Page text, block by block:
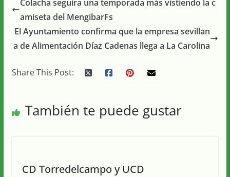
Colacha seguira una temporada más vistiendo la c
amiseta del MengibarFs
El Ayuntamiento confirma que la empresa sevillan
a de Alimentación Díaz Cadenas llega a La Carolina
Share This Post:
También te puede gustar
CD Torredelcampo y UCD